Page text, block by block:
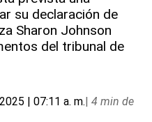
su declaración de
Sharon Johnson
del tribunal de
| 07:11 a. m.| 4 min de